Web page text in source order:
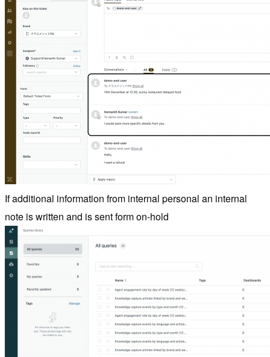
If additional information from internal personal an internal
note is written and is sent form on-hold